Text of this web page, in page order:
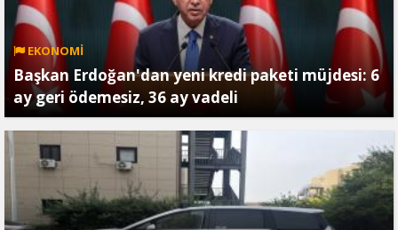
EKONOMİ
Başkan Erdoğan'dan yeni kredi paketi müjdesi: 6
ay geri ödemesiz, 36 ay vadeli